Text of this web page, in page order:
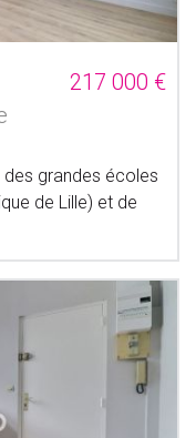
217 000 €
grandes écoles
de Lille) et de